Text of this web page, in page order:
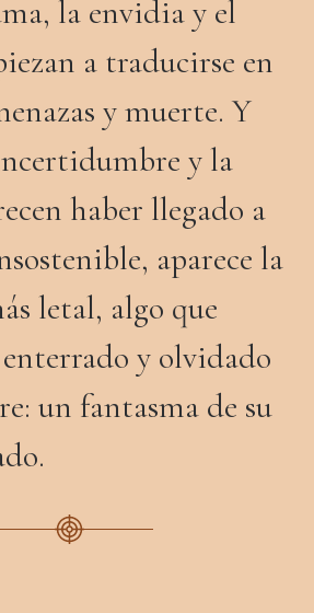
la envidia y el
a traducirse en
y muerte. Y
y la
haber llegado a
aparece la
letal, algo que
y olvidado
un fantasma de su